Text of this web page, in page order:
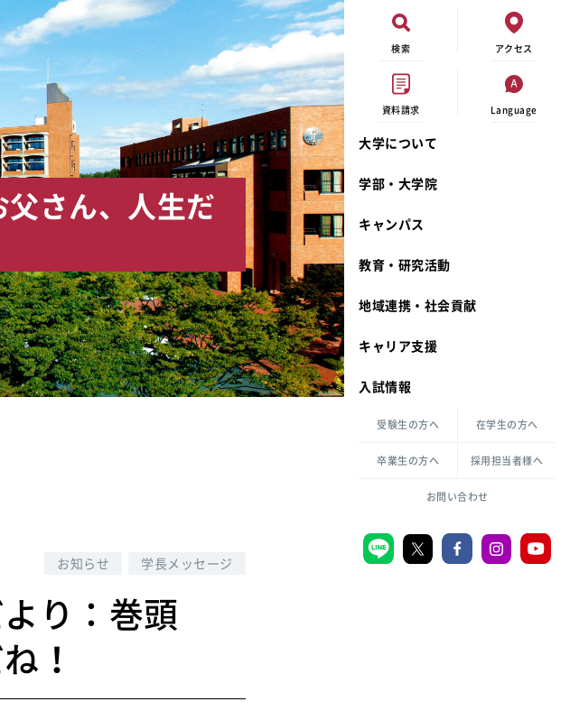
検索 アクセス
資料請求 Language
大学について
宮城学院 校歌
礼拝堂
カリキュラム・ポリシー
倫理憲章
ハラスメントの防止
共生のための多様性宣言
学部・大学院
生活文化デザイン学科
一般教育課程
キャンパス
奨学金
大学祭
キャンパスメンバーズ
教職センター
学芸員課程
図書館司書課程
教育・研究活動動物実験に関する情報公開
キリスト教文化研究所
生活環境科学研究所
地域連携・社会貢献
カリキュラム・入室方法
キャリア支援
入試情報
受験生の方へ 在学生の方へ
卒業生の方へ 採用担当者様へ
お問い合わせ
父さん、人生だ
お知らせ 学長メッセージ
り：巻頭
！